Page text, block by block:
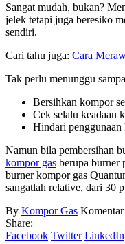
Sangat mudah, bukan?
jelek tetapi juga beresiko
sendiri.
Cari tahu juga: Cara
Tak perlu menunggu
Bersihkan kompor
Cek selalu keadaan
Hindari penggunaan
Namun bila pembersihan
kompor gas berupa burner
burner kompor gas
sangatlah relative, dari 30
By Kompor Gas
Share:
Facebook Twitter LinkedIn